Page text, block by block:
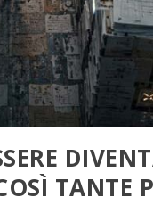
TANTE